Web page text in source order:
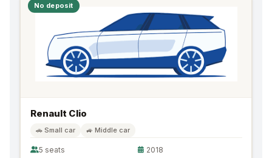
No deposit
Renault Clio
🚗 Small car 🚙 Middle car
5 seats
2018